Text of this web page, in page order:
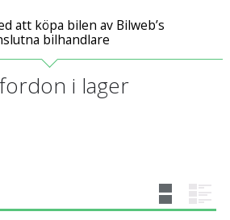
att köpa bilen av Bilweb’s
bilhandlare
fordon i lager